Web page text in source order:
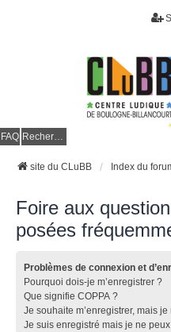
FAQ Rechercher
site du CLuBB Index du
Foire aux
posées
Problèmes de connexion et
Pourquoi dois-je m’enregistrer ?
Que signifie COPPA ?
Je souhaite m’enregistrer, mais je
Je suis enregistré mais je ne